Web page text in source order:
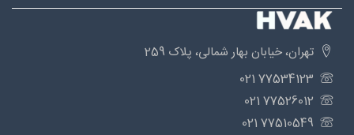
تهران، خیابان بهار شمالی، پلاک 259
77534123 021
77526012 021
77510549 021